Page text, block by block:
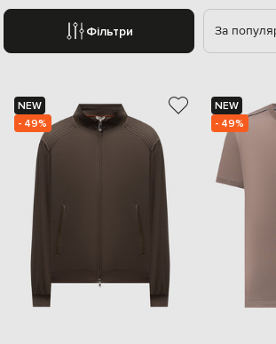
Фільтри За
NEW
- 49%
NEW
- 49%